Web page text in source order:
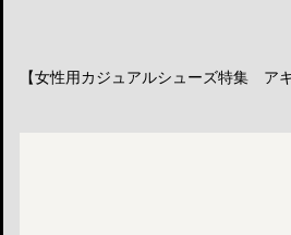
【女性用カジュアルシューズ特集 ア